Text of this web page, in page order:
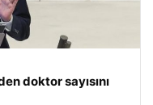
doktor sayısını